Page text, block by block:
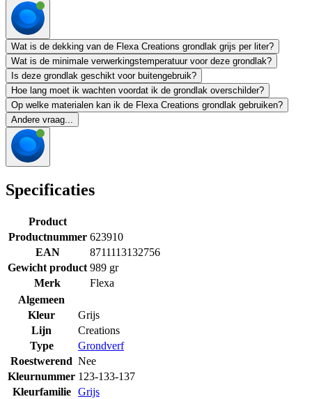
Wat is de dekking van de Flexa Creations grondlak grijs per liter?
Wat is de minimale verwerkingstemperatuur voor deze grondlak?
Is deze grondlak geschikt voor buitengebruik?
Hoe lang moet ik wachten voordat ik de grondlak overschilder?
Op welke materialen kan ik de Flexa Creations grondlak gebruiken?
Andere vraag...
Specificaties
Product
Productnummer 623910
EAN
8711113132756
Gewicht product 989 gr
Merk
Flexa
Algemeen
Kleur
Grijs
Lijn
Creations
Type
Grondverf
Roestwerend Nee
Kleurnummer 123-133-137
Kleurfamilie
Grijs